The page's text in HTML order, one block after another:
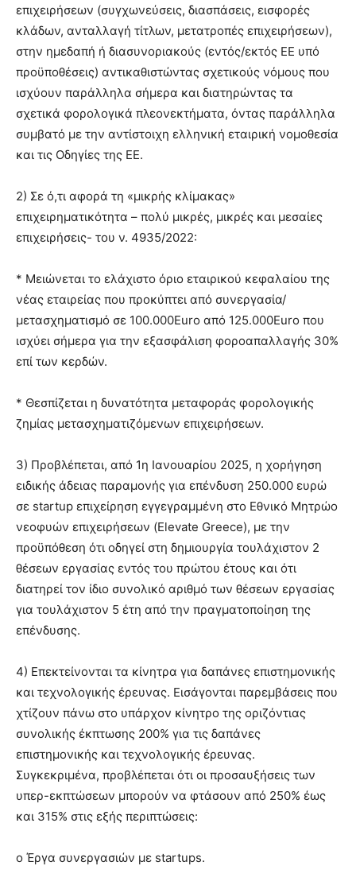
επιχειρήσεων (συγχωνεύσεις, διασπάσεις, εισφορές
κλάδων, ανταλλαγή τίτλων, μετατροπές επιχειρήσεων),
στην ημεδαπή ή διασυνοριακούς (εντός/εκτός ΕΕ υπό
προϋποθέσεις) αντικαθιστώντας σχετικούς νόμους που
ισχύουν παράλληλα σήμερα και διατηρώντας τα
σχετικά φορολογικά πλεονεκτήματα, όντας παράλληλα
συμβατό με την αντίστοιχη ελληνική εταιρική νομοθεσία
και τις Οδηγίες της ΕΕ.
2) Σε ό,τι αφορά τη «μικρής κλίμακας»
επιχειρηματικότητα – πολύ μικρές, μικρές και μεσαίες
επιχειρήσεις- του ν. 4935/2022:
* Μειώνεται το ελάχιστο όριο εταιρικού κεφαλαίου της
νέας εταιρείας που προκύπτει από συνεργασία/
μετασχηματισμό σε 100.000Euro από 125.000Euro που
ισχύει σήμερα για την εξασφάλιση φοροαπαλλαγής 30%
επί των κερδών.
* Θεσπίζεται η δυνατότητα μεταφοράς φορολογικής
ζημίας μετασχηματιζόμενων επιχειρήσεων.
3) Προβλέπεται, από 1η Ιανουαρίου 2025, η χορήγηση
ειδικής άδειας παραμονής για επένδυση 250.000 ευρώ
σε startup επιχείρηση εγγεγραμμένη στο Εθνικό Μητρώο
νεοφυών επιχειρήσεων (Elevate Greece), με την
προϋπόθεση ότι οδηγεί στη δημιουργία τουλάχιστον 2
θέσεων εργασίας εντός του πρώτου έτους και ότι
διατηρεί τον ίδιο συνολικό αριθμό των θέσεων εργασίας
για τουλάχιστον 5 έτη από την πραγματοποίηση της
επένδυσης.
4) Επεκτείνονται τα κίνητρα για δαπάνες επιστημονικής
και τεχνολογικής έρευνας. Εισάγονται παρεμβάσεις που
χτίζουν πάνω στο υπάρχον κίνητρο της οριζόντιας
συνολικής έκπτωσης 200% για τις δαπάνες
επιστημονικής και τεχνολογικής έρευνας.
Συγκεκριμένα, προβλέπεται ότι οι προσαυξήσεις των
υπερ-εκπτώσεων μπορούν να φτάσουν από 250% έως
και 315% στις εξής περιπτώσεις:
o Έργα συνεργασιών με startups.